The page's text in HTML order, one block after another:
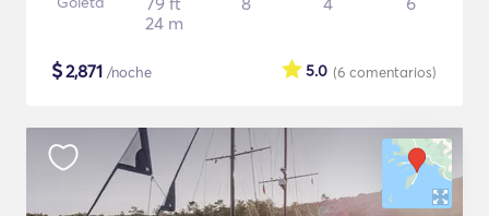
24 m
$2,871 /noche (6 comentarios)
5.0